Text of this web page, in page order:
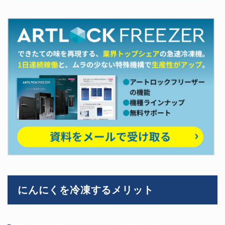
にんにくを冷凍するメリット